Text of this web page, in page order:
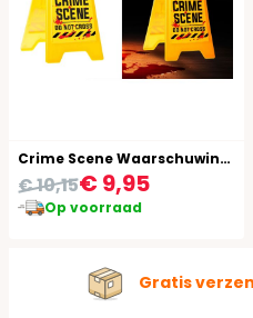
Crime Scene Waarschuwingsbord Geel Halloween
€ 9,95
€ 10,15
Op voorraad
Gratis